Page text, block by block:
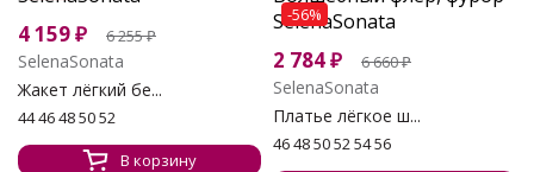
4 159₽ 6 255₽
SelenaSonata
Жакет лёгкий бе...
44 46 48 50 52
В корзину
-56%
2 784₽ 6 660₽
SelenaSonata
Платье лёгкое ш...
46 48 50 52 54 56